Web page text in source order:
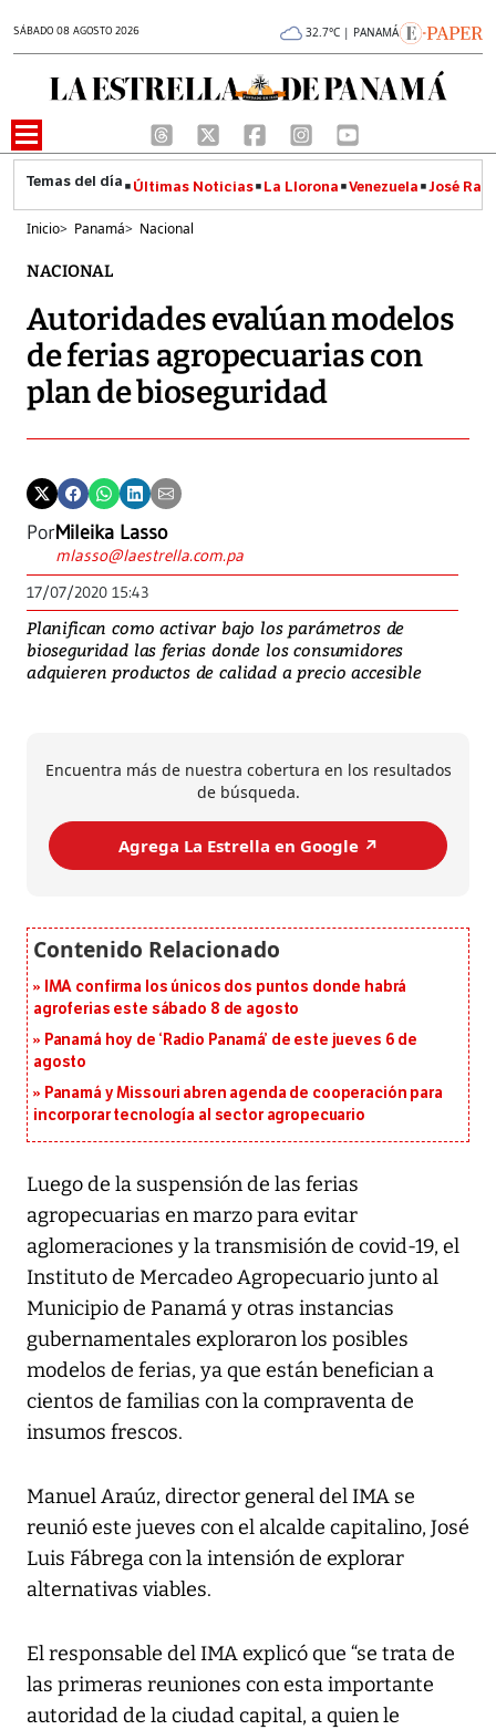
SÁBADO 08 AGOSTO 2026 32.7°C | PANAMÁ
Últimas Noticias La Llorona Venezuela José
Inicio> Panamá> Nacional
NACIONAL
Autoridades evalúan modelos
de ferias agropecuarias con
plan de bioseguridad
PorMileika Lasso
mlasso@laestrella.com.pa
17/07/2020 15:43
Planifican como activar bajo los parámetros de
bioseguridad las ferias donde los consumidores
adquieren productos de calidad a precio accesible
Encuentra más de nuestra cobertura en los resultados
de búsqueda.
Agrega La Estrella en Google ↗️
IMA confirma los únicos dos puntos donde habrá
agroferias este sábado 8 de agosto
Panamá hoy de ‘Radio Panamá’ de este jueves 6 de
agosto
Panamá y Missouri abren agenda de cooperación para
incorporar tecnología al sector agropecuario
Luego de la suspensión de las ferias
agropecuarias en marzo para evitar
aglomeraciones y la transmisión de covid-19, el
Instituto de Mercadeo Agropecuario junto al
Municipio de Panamá y otras instancias
gubernamentales exploraron los posibles
modelos de ferias, ya que están benefician a
cientos de familias con la compraventa de
insumos frescos.
Manuel Araúz, director general del IMA se
reunió este jueves con el alcalde capitalino, José
Luis Fábrega con la intensión de explorar
alternativas viables.
El responsable del IMA explicó que “se trata de
las primeras reuniones con esta importante
autoridad de la ciudad capital, a quien le